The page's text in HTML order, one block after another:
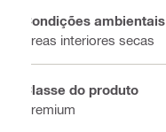
Condições ambientais
Áreas interiores secas
Classe do produto
Premium